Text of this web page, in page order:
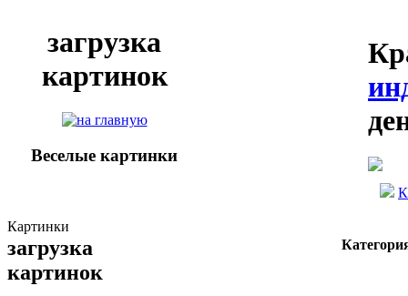
загрузка
картинок
Веселые картинки
Картинки
загрузка
картинок